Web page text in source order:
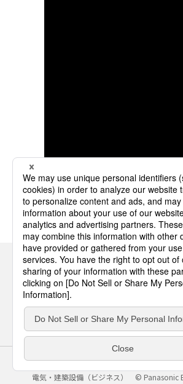
サイトのご利用にあたって クッキーポリ
電気・建築設備（ビジネス）
© Panasonic